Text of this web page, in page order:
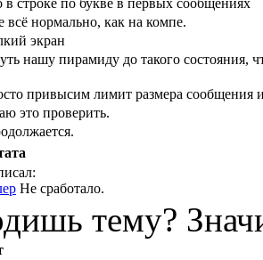
всё нормально, как на компе.
экран
нашу пирамиду до такого состояния,
привысим лимит размера сообщения
это проверить.
Не сработало.
тему?